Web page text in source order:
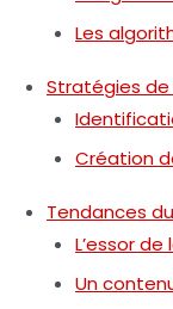
Les
Stratégies de
Création
Tendances
L’essor
Un